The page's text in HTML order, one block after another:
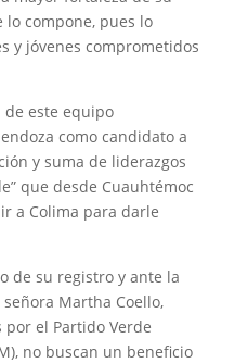
lo compone, pues lo
y jóvenes comprometidos
de este equipo
como candidato a
y suma de liderazgos
que desde Cuauhtémoc
a Colima para darle
de su registro y ante la
Martha Coello,
el Partido Verde
no buscan un beneficio